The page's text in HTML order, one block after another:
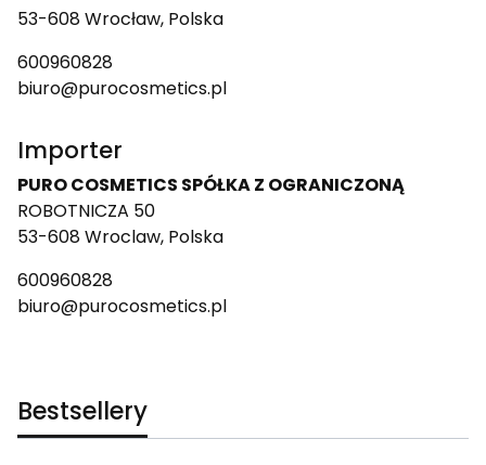
53-608 Wrocław, Polska
600960828
biuro@purocosmetics.pl
Importer
PURO COSMETICS SPÓŁKA Z OGRANICZONĄ
ROBOTNICZA 50
53-608 Wroclaw, Polska
600960828
biuro@purocosmetics.pl
Bestsellery